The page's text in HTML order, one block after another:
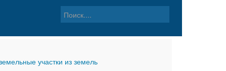
участки из земель